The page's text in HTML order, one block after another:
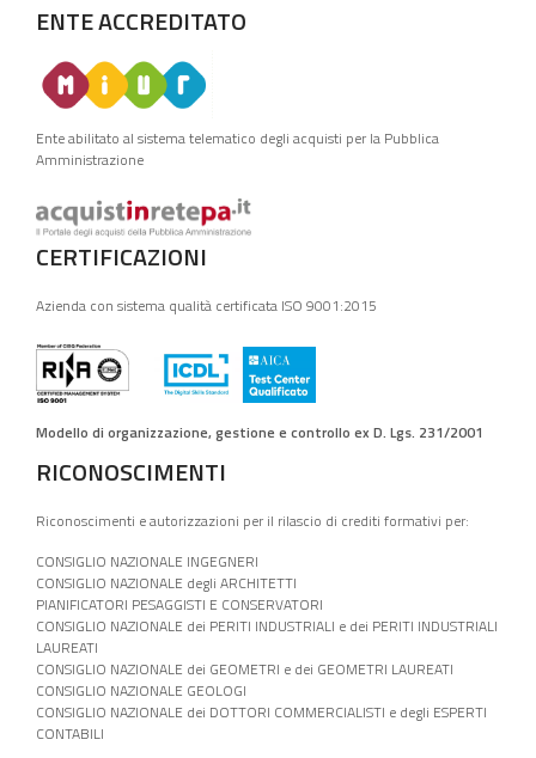
ENTE ACCREDITATO
Ente abilitato al sistema telematico degli acquisti per la Pubblica
Amministrazione
CERTIFICAZIONI
Azienda con sistema qualità certificata ISO 9001:2015
Modello di organizzazione, gestione e controllo ex D. Lgs. 231/2001
RICONOSCIMENTI
Riconoscimenti e autorizzazioni per il rilascio di crediti formativi per:
CONSIGLIO NAZIONALE INGEGNERI
CONSIGLIO NAZIONALE degli ARCHITETTI
PIANIFICATORI PESAGGISTI E CONSERVATORI
CONSIGLIO NAZIONALE dei PERITI INDUSTRIALI e dei PERITI INDUSTRIALI
LAUREATI
CONSIGLIO NAZIONALE dei GEOMETRI e dei GEOMETRI LAUREATI
CONSIGLIO NAZIONALE GEOLOGI
CONSIGLIO NAZIONALE dei DOTTORI COMMERCIALISTI e degli ESPERTI
CONTABILI